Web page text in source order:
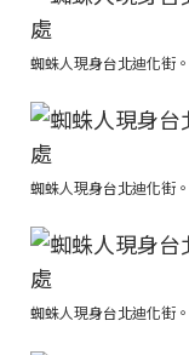
蜘蛛人現身台北迪化街
蜘蛛人現身台北迪化街
蜘蛛人現身台北迪化街